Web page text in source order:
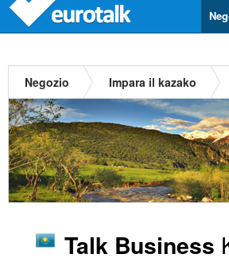
Negozio Impara il kazako
Talk Business